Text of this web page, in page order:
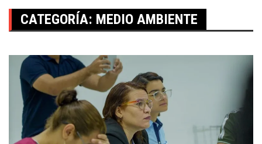
CATEGORÍA: MEDIO AMBIENTE